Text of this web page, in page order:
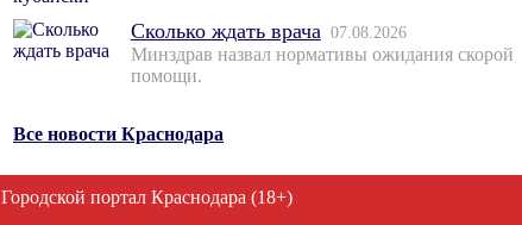
Сколько ждать врача 07.08.2026
Минздрав назвал нормативы ожидания скорой
помощи.
Все новости Краснодара
Городской портал Краснодара (18+)